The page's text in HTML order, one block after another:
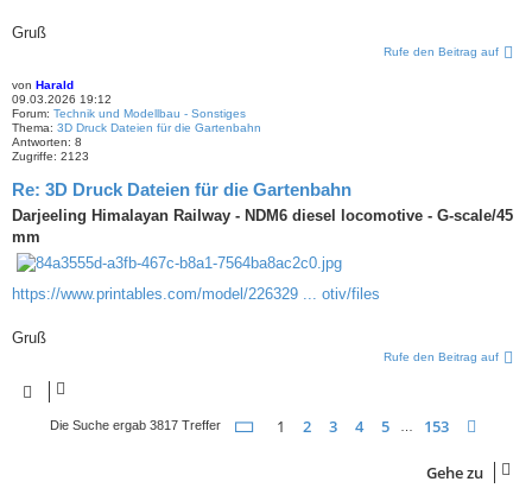
Gruß
Rufe den Beitrag auf
von Harald
09.03.2026 19:12
Forum: Technik und Modellbau - Sonstiges
Thema: 3D Druck Dateien für die Gartenbahn
Antworten: 8
Zugriffe: 2123
Re: 3D Druck Dateien für die Gartenbahn
Darjeeling Himalayan Railway - NDM6 diesel locomotive - G-scale/45
mm
https://www.printables.com/model/226329 ... otiv/files
Gruß
Rufe den Beitrag auf
Die Suche ergab 3817 Treffer Seite 1von 153
1 2 3 4 5 153
Gehe zu